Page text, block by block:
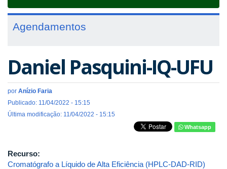
Agendamentos
Daniel Pasquini-IQ-UFU
por Anízio Faria
Publicado: 11/04/2022 - 15:15
Última modificação: 11/04/2022 - 15:15
Whatsapp
Recurso:
Cromatógrafo a Líquido de Alta Eficiência (HPLC-DAD-RID)